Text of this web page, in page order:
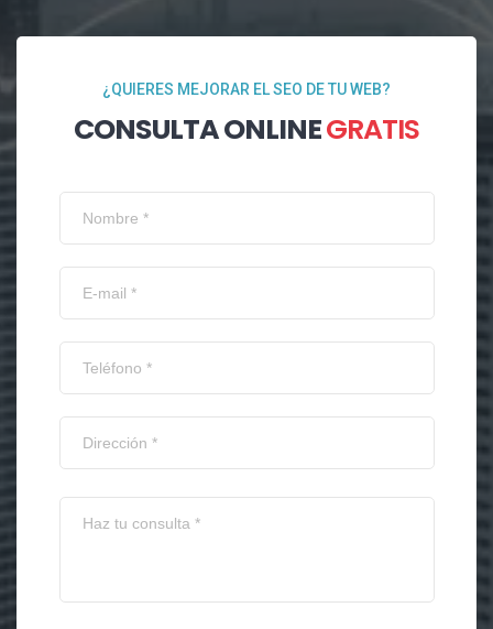
¿QUIERES MEJORAR EL SEO DE TU WEB?
CONSULTA ONLINEGRATIS